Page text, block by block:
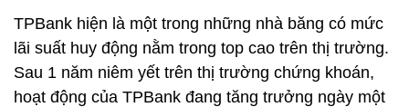
TPBank hiện là một trong những nhà băng có mức
lãi suất huy động nằm trong top cao trên thị trường.
Sau 1 năm niêm yết trên thị trường chứng khoán,
hoạt động của TPBank đang tăng trưởng ngày một